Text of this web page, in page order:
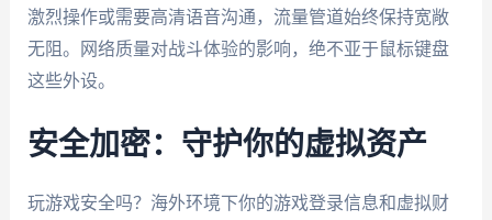
激烈操作或需要高清语音沟通，流量管道始终保持宽敞
无阻。网络质量对战斗体验的影响，绝不亚于鼠标键盘
这些外设。
安全加密：守护你的虚拟资产
玩游戏安全吗？海外环境下你的游戏登录信息和虚拟财